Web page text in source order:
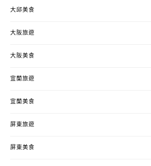
大邱美食
大阪旅遊
大阪美食
宜蘭旅遊
宜蘭美食
屏東旅遊
屏東美食